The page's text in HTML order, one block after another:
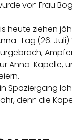
von Frau
heute ziehen
Tag (26.
Anna-Kapelle,
Spaziergang
denn die